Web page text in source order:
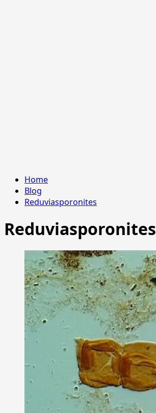
Home
Blog
Reduviasporonites
Reduviasporonites